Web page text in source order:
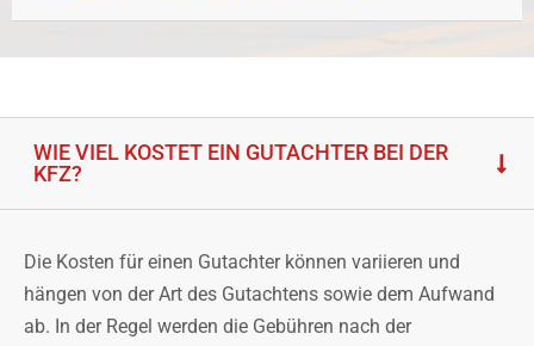
WIE VIEL KOSTET EIN GUTACHTER BEI DER
KFZ?
Die Kosten für einen Gutachter können variieren und
hängen von der Art des Gutachtens sowie dem Aufwand
ab. In der Regel werden die Gebühren nach der